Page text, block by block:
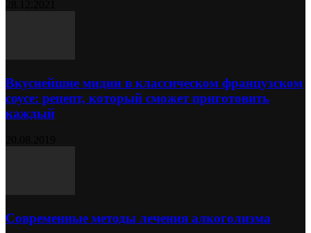
Вкуснейшие мидии в классическом французском
соусе: рецепт, который сможет приготовить
каждый
Современные методы лечения алкоголизма